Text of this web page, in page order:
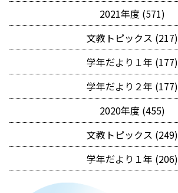
2021年度 (571)
文教トピックス (217)
学年だより１年 (177)
学年だより２年 (177)
2020年度 (455)
文教トピックス (249)
学年だより１年 (206)